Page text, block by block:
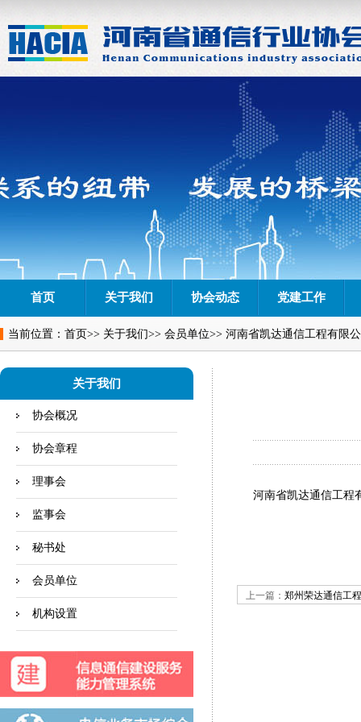
首页 关于我们 协会动态 党建工作
当前位置： 首页>> 关于我们>> 会员单位>> 河南省凯达通信工程有限
河南省凯达通信工程
上一篇： 郑州荣达通信工
关于我们
协会概况
协会章程
理事会
监事会
秘书处
会员单位
机构设置